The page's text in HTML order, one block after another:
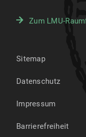
Zum LMU-
Sitemap
Datenschutz
Impressum
Barrierefreiheit